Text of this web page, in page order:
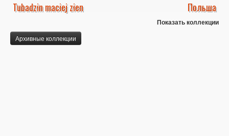
Tubadzin maciej zien Польша
Показать коллекции
Архивные коллекции